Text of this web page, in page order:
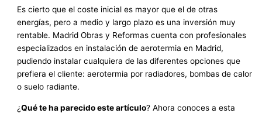
Es cierto que el coste inicial es mayor que el de otras
energías, pero a medio y largo plazo es una inversión muy
rentable. Madrid Obras y Reformas cuenta con profesionales
especializados en instalación de aerotermia en Madrid,
pudiendo instalar cualquiera de las diferentes opciones que
prefiera el cliente: aerotermia por radiadores, bombas de calor
o suelo radiante.
¿Qué te ha parecido este artículo? Ahora conoces a esta